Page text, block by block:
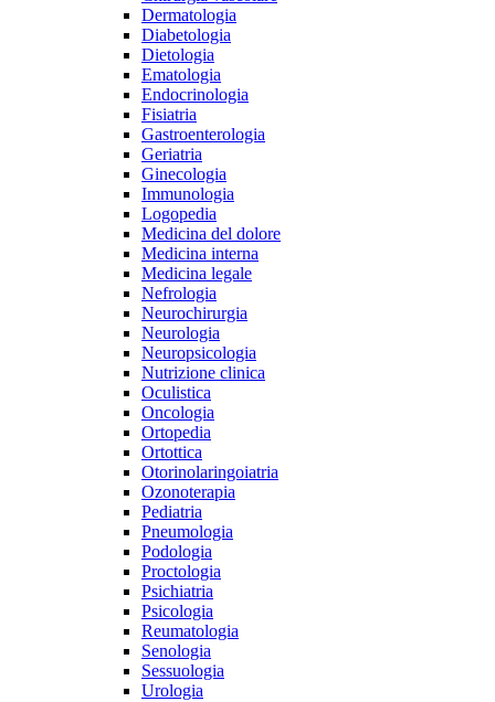
Dermatologia
Diabetologia
Dietologia
Ematologia
Endocrinologia
Fisiatria
Gastroenterologia
Geriatria
Ginecologia
Immunologia
Logopedia
Medicina del dolore
Medicina interna
Medicina legale
Nefrologia
Neurochirurgia
Neurologia
Neuropsicologia
Nutrizione clinica
Oculistica
Oncologia
Ortopedia
Ortottica
Otorinolaringoiatria
Ozonoterapia
Pediatria
Pneumologia
Podologia
Proctologia
Psichiatria
Psicologia
Reumatologia
Senologia
Sessuologia
Urologia